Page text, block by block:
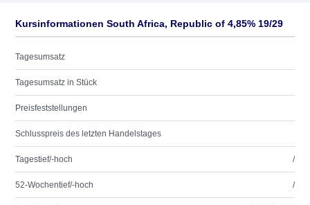
Kursinformationen South Africa, Republic of 4,85% 19/29
Tagesumsatz
Tagesumsatz in Stück
Preisfeststellungen
Schlusspreis des letzten Handelstages
Tagestief/-hoch /
52-Wochentief/-hoch /